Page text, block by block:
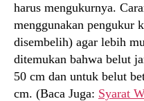
harus mengukurnya.
menggunakan pengukur
disembelih) agar lebih
ditemukan bahwa belut
50 cm dan untuk belut
cm. (Baca Juga: Syarat